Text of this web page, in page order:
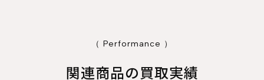
（ Performance ）
関連商品の買取実績